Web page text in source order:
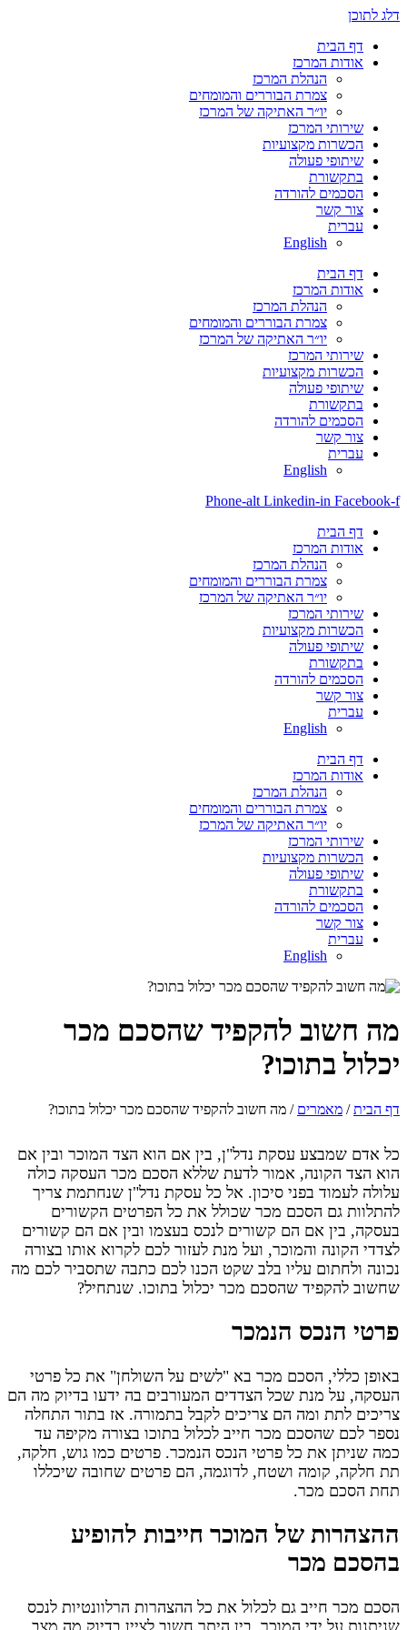
דלג לתוכן
דף הבית
אודות המרכז
הנהלת המרכז
צמרת הבוררים והמומחים
יו״ר האתיקה של המרכז
שירותי המרכז
הכשרות מקצועיות
שיתופי פעולה
בתקשורת
הסכמים להורדה
צור קשר
עברית
English
דף הבית
אודות המרכז
הנהלת המרכז
צמרת הבוררים והמומחים
יו״ר האתיקה של המרכז
שירותי המרכז
הכשרות מקצועיות
שיתופי פעולה
בתקשורת
הסכמים להורדה
צור קשר
עברית
English
Phone-alt Linkedin-in Facebook-f
דף הבית
אודות המרכז
הנהלת המרכז
צמרת הבוררים והמומחים
יו״ר האתיקה של המרכז
שירותי המרכז
הכשרות מקצועיות
שיתופי פעולה
בתקשורת
הסכמים להורדה
צור קשר
עברית
English
דף הבית
אודות המרכז
הנהלת המרכז
צמרת הבוררים והמומחים
יו״ר האתיקה של המרכז
שירותי המרכז
הכשרות מקצועיות
שיתופי פעולה
בתקשורת
הסכמים להורדה
צור קשר
עברית
English
מה חשוב להקפיד שהסכם מכר
יכלול בתוכו?
דף הבית/ מאמרים / מה חשוב להקפיד שהסכם מכר יכלול בתוכו?
כל אדם שמבצע עסקת נדל"ן, בין אם הוא הצד המוכר ובין אם
הוא הצד הקונה, אמור לדעת שללא הסכם מכר העסקה כולה
עלולה לעמוד בפני סיכון. אל כל עסקת נדל"ן שנחתמת צריך
להתלוות גם הסכם מכר שכולל את כל הפרטים הקשורים
בעסקה, בין אם הם קשורים לנכס בעצמו ובין אם הם קשורים
לצדדי הקונה והמוכר, ועל מנת לעזור לכם לקרוא אותו בצורה
נכונה ולחתום עליו בלב שקט הכנו לכם כתבה שתסביר לכם מה
שחשוב להקפיד שהסכם מכר יכלול בתוכו. שנתחיל?
פרטי הנכס הנמכר
באופן כללי, הסכם מכר בא "לשים על השולחן" את כל פרטי
העסקה, על מנת שכל הצדדים המעורבים בה ידעו בדיוק מה הם
צריכים לתת ומה הם צריכים לקבל בתמורה. אז בתור התחלה
נספר לכם שהסכם מכר חייב לכלול בתוכו בצורה מקיפה עד
כמה שניתן את כל פרטי הנכס הנמכר. פרטים כמו גוש, חלקה,
תת חלקה, קומה ושטח, לדוגמה, הם פרטים שחובה שיכללו
תחת הסכם מכר.
ההצהרות של המוכר חייבות להופיע
בהסכם מכר
הסכם מכר חייב גם לכלול את כל ההצהרות הרלוונטיות לנכס
שניתנות על ידי המוכר. בין היתר חשוב לציין בדיוק מה מצב